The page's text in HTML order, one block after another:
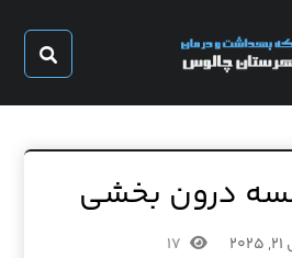
درون بخشی
۱۷